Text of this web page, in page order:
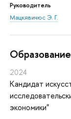
Руководитель
Мацкявичюс Э. Г.
2024
Кандидат
экономики"